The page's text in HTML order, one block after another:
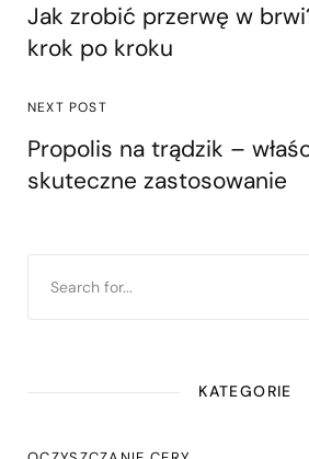
Jak zrobić przerwę w
krok po kroku
NEXT POST
Propolis na trądzik –
skuteczne zastosowanie
KATEGORIE